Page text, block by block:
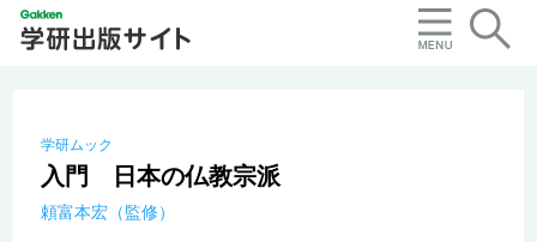
学研ムック
入門 日本の仏教宗派
頼富本宏（監修）